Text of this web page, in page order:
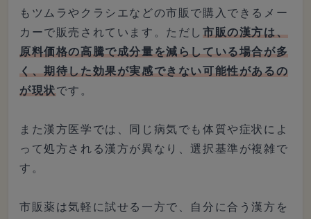
もツムラやクラシエなどの市販で購入できるメー
カーで販売されています。ただし 市販の漢方は、
原料価格の高騰で成分量を減らしている場合が多
く、期待した効果が実感できない可能性があるの
が現状です。
また漢方医学では、同じ病気でも体質や症状によ
って処方される漢方が異なり、選択基準が複雑で
す。
市販薬は気軽に試せる一方で、自分に合う漢方を